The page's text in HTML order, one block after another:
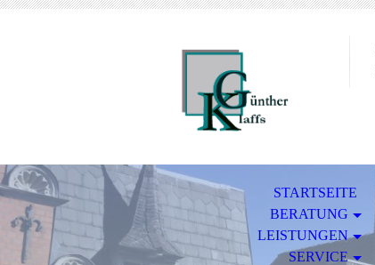
STARTSEITE
BERATUNG
LEISTUNGEN
SERVICE